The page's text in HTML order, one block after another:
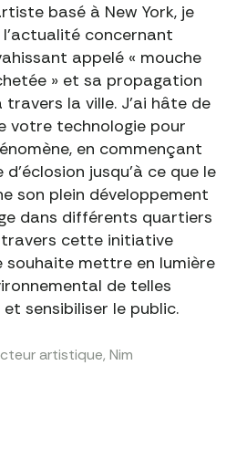
basé à New York, je
l'actualité concernant
appelé « mouche
» et sa propagation
la ville. J'ai hâte de
votre technologie pour
en commençant
d'éclosion jusqu'à ce que le
son plein développement
dans différents quartiers
travers cette initiative
souhaite mettre en lumière
de telles
sensibiliser le public.
artistique, Nim